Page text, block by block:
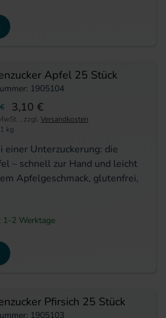
Apfel 25 Stück
1905104
einer Unterzuckerung: die
– schnell zur Hand und leicht
Apfelgeschmack, glutenfrei,
3,10 €
, zzgl. Versandkosten
kg
1-2 Werktage
Pfirsich 25 Stück
1905103